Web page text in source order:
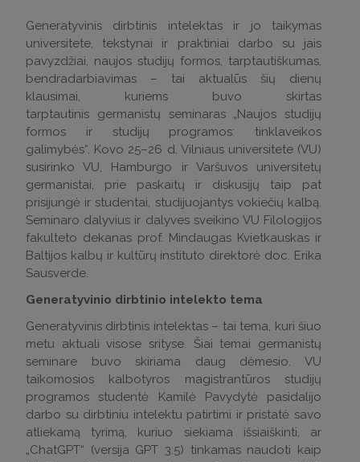
Generatyvinis dirbtinis intelektas ir jo taikymas
universitete, tekstynai ir praktiniai darbo su jais
pavyzdžiai, naujos studijų formos, tarptautiškumas,
bendradarbiavimas – tai aktualūs šių dienų
klausimai, kuriems buvo skirtas
tarptautinis germanistų seminaras „Naujos studijų
formos ir studijų programos: tinklaveikos
galimybės“. Kovo 25–26 d. Vilniaus universitete (VU)
susirinko VU, Hamburgo ir Varšuvos universitetų
germanistai, prie paskaitų ir diskusijų taip pat
prisijungė ir studentai, studijuojantys vokiečių kalbą.
Seminaro dalyvius ir dalyves sveikino VU Filologijos
fakulteto dekanas prof. Mindaugas Kvietkauskas ir
Baltijos kalbų ir kultūrų instituto direktorė doc. Erika
Sausverde.
Generatyvinio dirbtinio intelekto tema
Generatyvinis dirbtinis intelektas – tai tema, kuri šiuo
metu aktuali visose srityse. Šiai temai germanistų
seminare buvo skiriama daug dėmesio. VU
taikomosios kalbotyros magistrantūros studijų
programos studentė Kamilė Pavydytė pasidalijo
darbo su dirbtiniu intelektu patirtimi ir pristatė savo
atliekamą tyrimą, kuriuo siekiama išsiaiškinti, ar
„ChatGPT“ (versija GPT 3.5) tinkamas naudoti kaip